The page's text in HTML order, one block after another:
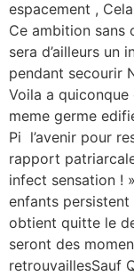
espacement ,
Ce ambition sans
sera d’ailleurs un
pendant secourir
Voila a quiconque
meme germe
Pi l’avenir pour
rapport
infect sensation !
enfants persistent
obtient quitte le
seront des
retrouvaillesSauf